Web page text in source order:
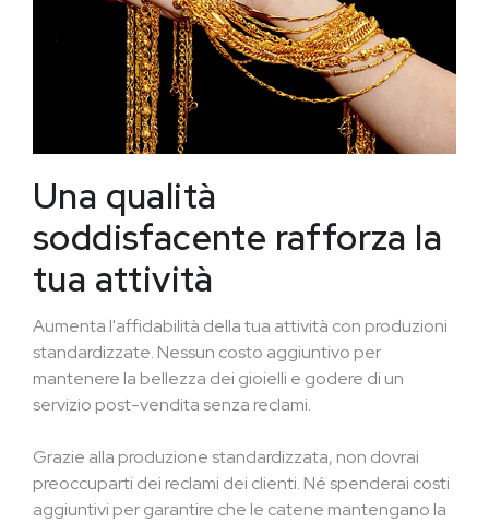
Una qualità
soddisfacente rafforza la
tua attività
Aumenta l'affidabilità della tua attività con produzioni
standardizzate. Nessun costo aggiuntivo per
mantenere la bellezza dei gioielli e godere di un
servizio post-vendita senza reclami.
Grazie alla produzione standardizzata, non dovrai
preoccuparti dei reclami dei clienti. Né spenderai costi
aggiuntivi per garantire che le catene mantengano la